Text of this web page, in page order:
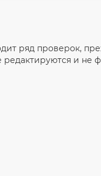
ряд проверок,
и не